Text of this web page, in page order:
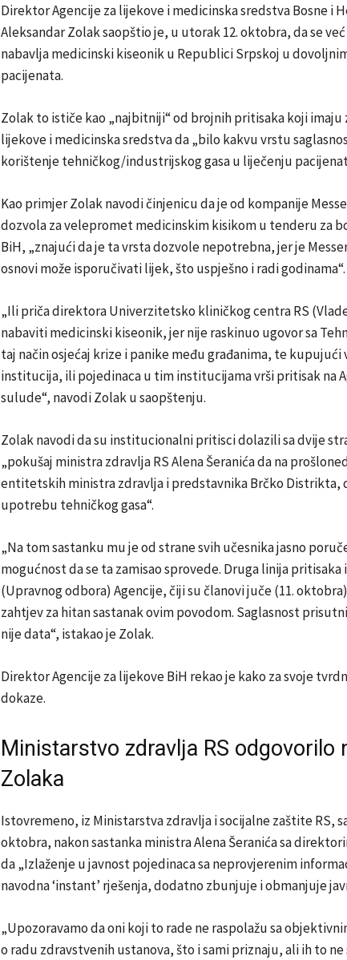
Direktor Agencije za lijekove i medicinska sredstva Bosne i
Aleksandar Zolak saopštio je, u utorak 12. oktobra, da se
nabavlja medicinski kiseonik u Republici Srpskoj u
pacijenata.
Zolak to ističe kao „najbitniji“ od brojnih pritisaka koji imaju
lijekove i medicinska sredstva da „bilo kakvu vrstu
korištenje tehničkog/industrijskog gasa u liječenju
Kao primjer Zolak navodi činjenicu da je od kompanije
dozvola za velepromet medicinskim kisikom u tenderu za
BiH, „znajući da je ta vrsta dozvole nepotrebna, jer je
osnovi može isporučivati lijek, što uspješno i radi godinama“.
„Ili priča direktora Univerzitetsko kliničkog centra RS
nabaviti medicinski kiseonik, jer nije raskinuo ugovor sa
taj način osjećaj krize i panike među građanima, te kupujući
institucija, ili pojedinaca u tim institucijama vrši pritisak na
sulude“, navodi Zolak u saopštenju.
Zolak navodi da su institucionalni pritisci dolazili sa dvije
„pokušaj ministra zdravlja RS Alena Šeranića da na
entitetskih ministra zdravlja i predstavnika Brčko Distrikta,
upotrebu tehničkog gasa“.
„Na tom sastanku mu je od strane svih učesnika jasno
mogućnost da se ta zamisao sprovede. Druga linija
(Upravnog odbora) Agencije, čiji su članovi juče (11.
zahtjev za hitan sastanak ovim povodom. Saglasnost
nije data“, istakao je Zolak.
Direktor Agencije za lijekove BiH rekao je kako za svoje
dokaze.
Ministarstvo zdravlja RS odgovorilo
Zolaka
Istovremeno, iz Ministarstva zdravlja i socijalne zaštite RS,
oktobra, nakon sastanka ministra Alena Šeranića sa
da „Izlaženje u javnost pojedinaca sa neprovjerenim
navodna ‘instant’ rješenja, dodatno zbunjuje i obmanjuje
„Upozoravamo da oni koji to rade ne raspolažu sa
o radu zdravstvenih ustanova, što i sami priznaju, ali ih to